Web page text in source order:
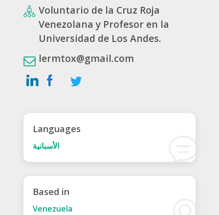
Voluntario de la Cruz Roja
Venezolana y Profesor en la
Universidad de Los Andes.
lermtox@gmail.com
Languages
الأسبانية
Based in
Venezuela